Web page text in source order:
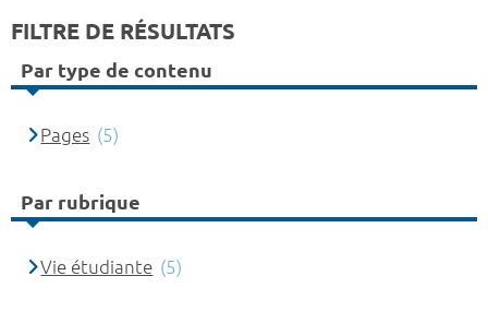
FILTRE DE RÉSULTATS
Par type de contenu
Pages (5)
Par rubrique
Vie étudiante (5)